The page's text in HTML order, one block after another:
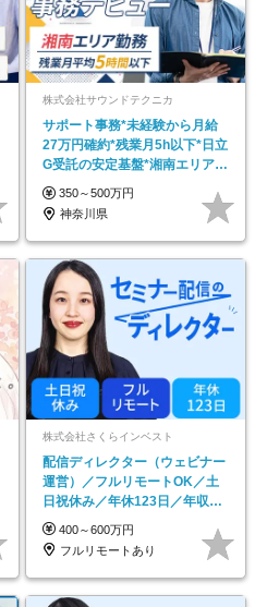
株式会社サウンドテクニカ
サポート事務*未経験から月給
27万円確約*残業月5h以下*日立
G受託の安定基盤*湘南エリア勤
務
350～500万円
神奈川県
株式会社さくらインベスト
配信ディレクター（ウェビナー
運営）／フルリモートOK／土
日祝休み／年休123日／年収
600万円可
400～600万円
フルリモートあり